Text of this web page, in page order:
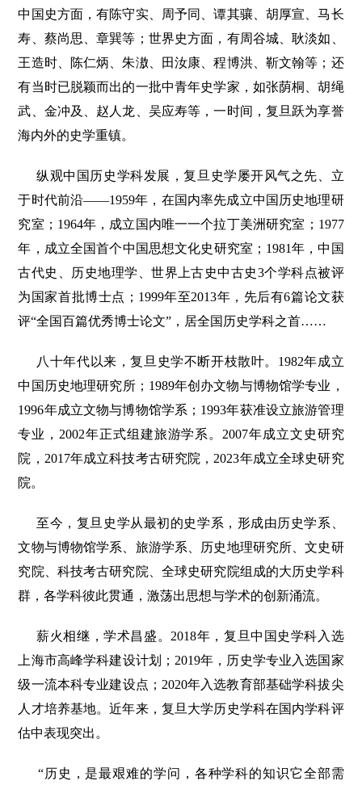
中国史方面，有陈守实、周予同、谭其骧、胡厚宣、马长
寿、蔡尚思、章巽等；世界史方面，有周谷城、耿淡如、
王造时、陈仁炳、朱滶、田汝康、程博洪、靳文翰等；还
有当时已脱颖而出的一批中青年史学家，如张荫桐、胡绳
武、金冲及、赵人龙、吴应寿等，一时间，复旦跃为享誉
海内外的史学重镇。
纵观中国历史学科发展，复旦史学屡开风气之先、立
于时代前沿——1959年，在国内率先成立中国历史地理研
究室；1964年，成立国内唯一一个拉丁美洲研究室；1977
年，成立全国首个中国思想文化史研究室；1981年，中国
古代史、历史地理学、世界上古史中古史3个学科点被评
为国家首批博士点；1999年至2013年，先后有6篇论文获
评“全国百篇优秀博士论文”，居全国历史学科之首……
八十年代以来，复旦史学不断开枝散叶。1982年成立
中国历史地理研究所；1989年创办文物与博物馆学专业，
1996年成立文物与博物馆学系；1993年获准设立旅游管理
专业，2002年正式组建旅游学系。2007年成立文史研究
院，2017年成立科技考古研究院，2023年成立全球史研究
院。
至今，复旦史学从最初的史学系，形成由历史学系、
文物与博物馆学系、旅游学系、历史地理研究所、文史研
究院、科技考古研究院、全球史研究院组成的大历史学科
群，各学科彼此贯通，激荡出思想与学术的创新涌流。
薪火相继，学术昌盛。2018年，复旦中国史学科入选
上海市高峰学科建设计划；2019年，历史学专业入选国家
级一流本科专业建设点；2020年入选教育部基础学科拔尖
人才培养基地。近年来，复旦大学历史学科在国内学科评
估中表现突出。
“历史，是最艰难的学问，各种学科的知识它全部需